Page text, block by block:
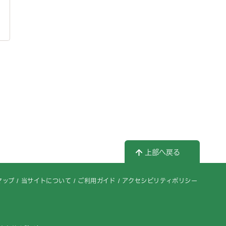
上部へ戻る
ップ 当サイトについて ご利用ガイド アクセシビリティポリシー